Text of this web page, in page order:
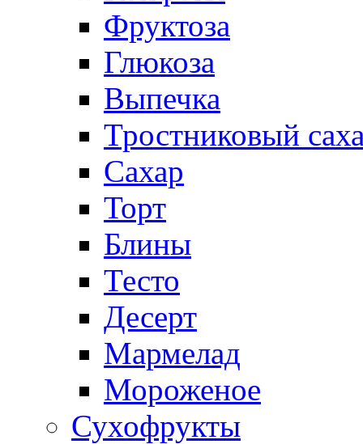
Фруктоза
Глюкоза
Выпечка
Тростниковый
Сахар
Торт
Блины
Тесто
Десерт
Мармелад
Мороженое
Сухофрукты